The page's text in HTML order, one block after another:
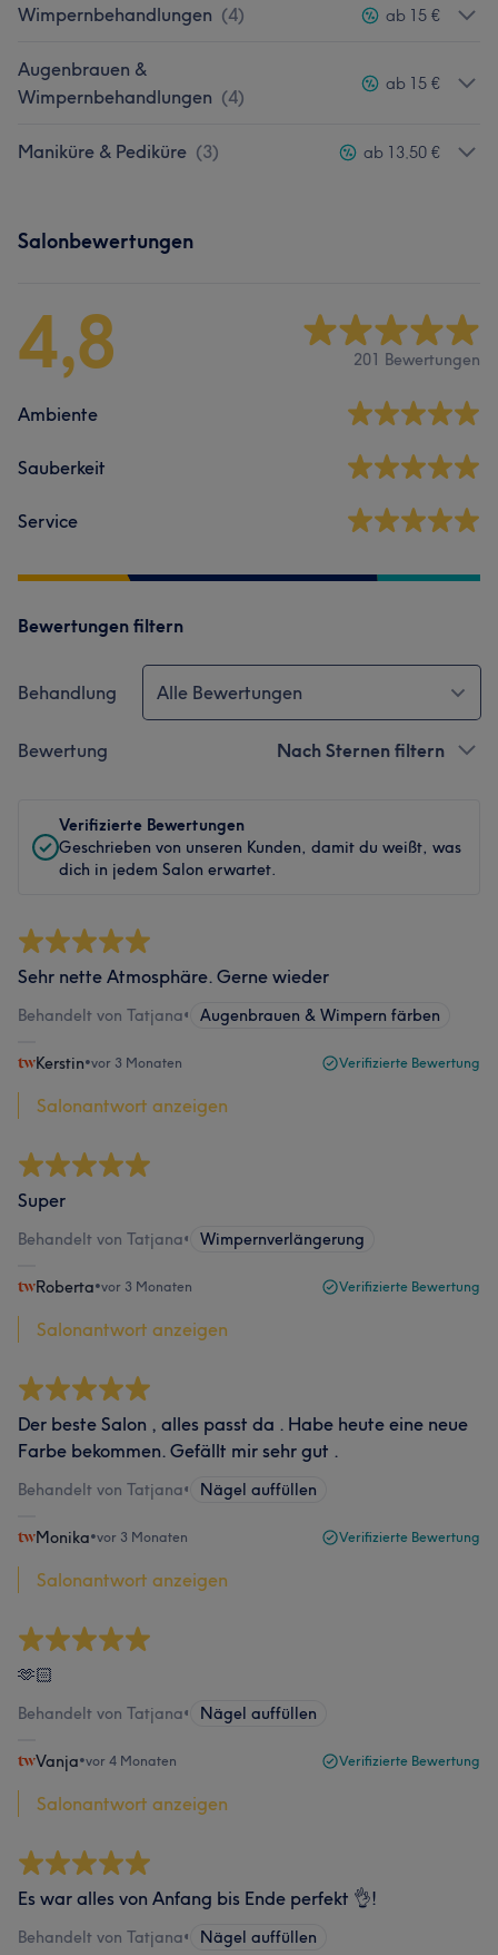
Wimpernbehandlungen (4) ab 15 €
Augenbrauen &
Wimpernbehandlungen (4)
ab 15 €
Maniküre & Pediküre (3) ab 13,50 €
Salonbewertungen
4,8 201 Bewertungen
Ambiente
Sauberkeit
Service
Bewertungen filtern
Behandlung Alle Bewertungen
Bewertung Nach Sternen filtern
Verifizierte Bewertungen
Geschrieben von unseren Kunden, damit du weißt, was
dich in jedem Salon erwartet.
Sehr nette Atmosphäre. Gerne wieder
Behandelt von Tatjana• Augenbrauen & Wimpern färben
Kerstin•vor 3 Monaten Verifizierte Bewertung
Salonantwort anzeigen
Super
Behandelt von Tatjana• Wimpernverlängerung
Roberta•vor 3 Monaten Verifizierte Bewertung
Salonantwort anzeigen
Der beste Salon , alles passt da . Habe heute eine neue
Farbe bekommen. Gefällt mir sehr gut .
Behandelt von Tatjana• Nägel auffüllen
Monika•vor 3 Monaten Verifizierte Bewertung
Salonantwort anzeigen
🫶🏻
Behandelt von Tatjana• Nägel auffüllen
Vanja•vor 4 Monaten Verifizierte Bewertung
Salonantwort anzeigen
Es war alles von Anfang bis Ende perfekt 👌!
Behandelt von Tatjana• Nägel auffüllen